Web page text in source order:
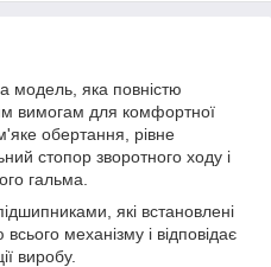
модель, яка повністю
вимогам для комфортної
обертання, рівне
стопор зворотного ходу і
гальма.
які встановлені
механізму і відповідає
виробу.